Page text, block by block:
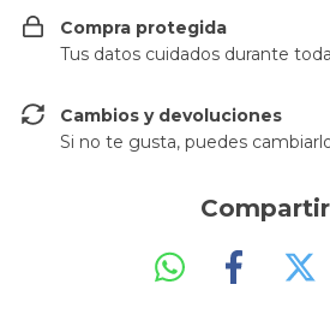
Compra protegida
Tus datos cuidados durante
Cambios y devoluciones
Si no te gusta, puedes